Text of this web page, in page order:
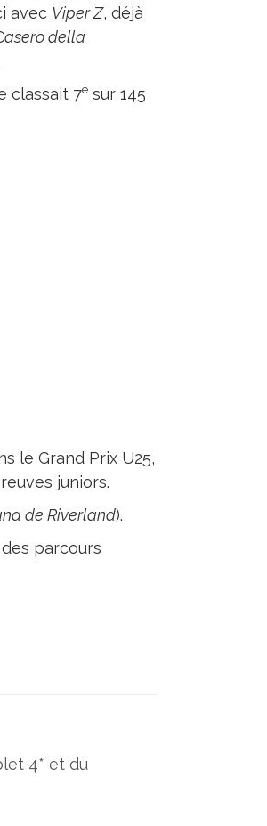
avec Viper Z, déjà
asero della
classait 7esur 145
le Grand Prix U25,
juniors.
de Riverland).
parcours
4* et du